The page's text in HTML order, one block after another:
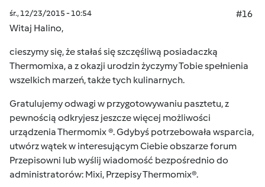
śr., 12/23/2015 - 10:54
#16
Witaj Halino,
cieszymy się, że stałaś się szczęśliwą posiadaczką
Thermomixa, a z okazji urodzin życzymy Tobie spełnienia
wszelkich marzeń, także tych kulinarnych.
Gratulujemy odwagi w przygotowywaniu pasztetu, z
pewnością odkryjesz jeszcze więcej możliwości
urządzenia Thermomix ®. Gdybyś potrzebowała wsparcia,
utwórz wątek w interesującym Ciebie obszarze forum
Przepisowni lub wyślij wiadomość bezpośrednio do
administratorów: Mixi, Przepisy Thermomix®.